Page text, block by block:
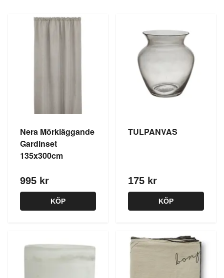
Nera Mörkläggande
Gardinset
135x300cm
995 kr
KÖP
TULPANVAS
175 kr
KÖP